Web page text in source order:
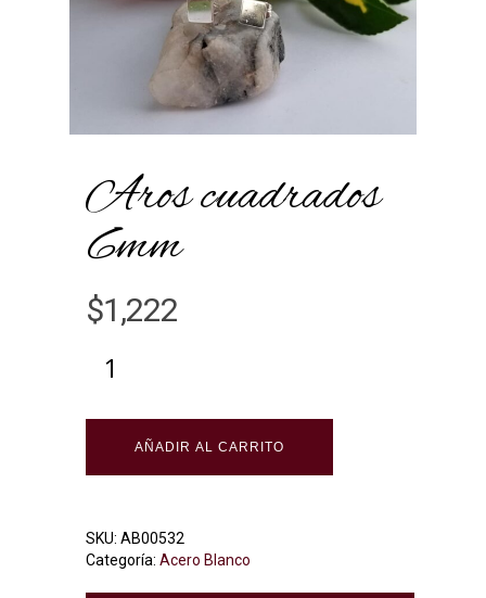
Aros cuadrados
6mm
$1,222
AÑADIR AL CARRITO
SKU: AB00532
Categoría: Acero Blanco